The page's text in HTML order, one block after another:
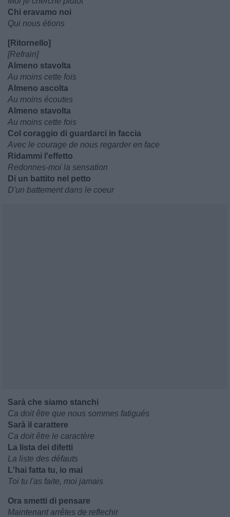
Chi eravamo noi
Qui nous étions
[Ritornello]
[Refrain]
Almeno stavolta
Au moins cette fois
Almeno ascolta
Au moins écoutes
Almeno stavolta
Au moins cette fois
Col coraggio di guardarci in faccia
Avec le courage de nous regarder en face
Ridammi l'effetto
Redonnes-moi la sensation
Di un battito nel petto
D'un battement dans le coeur
Sarà che siamo stanchi
Ca doit être que nous sommes fatigués
Sarà il carattere
Ca doit être le caractère
La lista dei difetti
La liste des défauts
L'hai fatta tu, io mai
Toi tu l'as faite, moi jamais
Ora smetti di pensare
Maintenant arrêtes de reflechir